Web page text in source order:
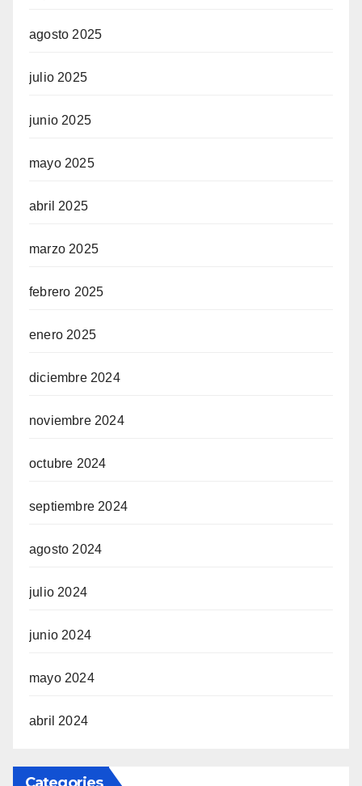
agosto 2025
julio 2025
junio 2025
mayo 2025
abril 2025
marzo 2025
febrero 2025
enero 2025
diciembre 2024
noviembre 2024
octubre 2024
septiembre 2024
agosto 2024
julio 2024
junio 2024
mayo 2024
abril 2024